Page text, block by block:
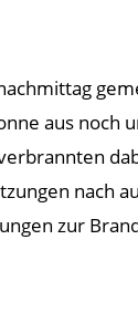
aus noch
nach
zur